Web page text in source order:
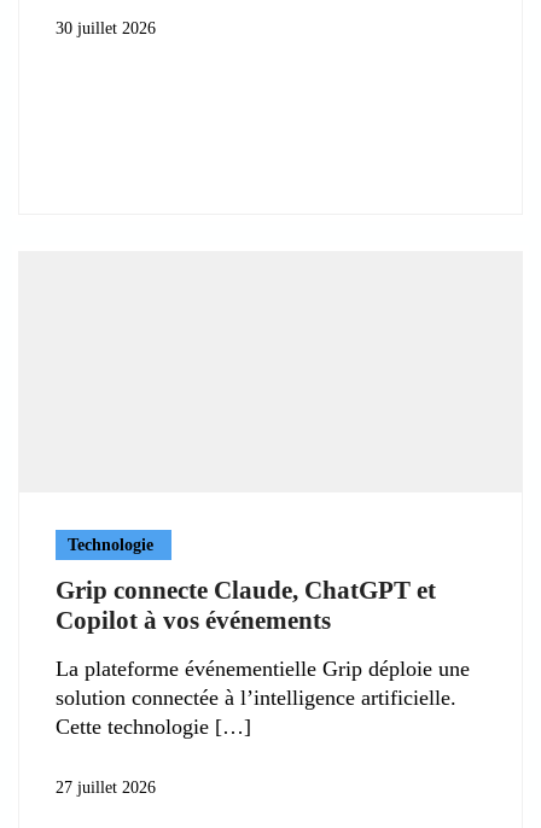
30 juillet 2026
Technologie
Grip connecte Claude, ChatGPT et
Copilot à vos événements
La plateforme événementielle Grip déploie une
solution connectée à l’intelligence artificielle.
Cette technologie
27 juillet 2026